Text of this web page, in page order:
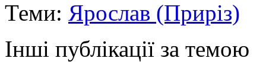
Теми: Ярослав (Приріз)
Інші публікації за темою